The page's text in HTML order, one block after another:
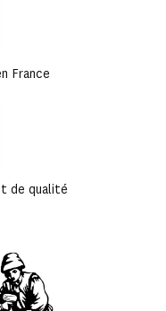
France
de qualité